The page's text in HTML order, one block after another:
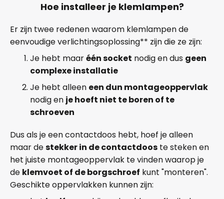
Hoe installeer je klemlampen?
Er zijn twee redenen waarom klemlampen de
eenvoudige verlichtingsoplossing** zijn die ze zijn:
Je hebt maaréén socket nodig en dus geen
complexe installatie
Je hebt alleen een dun montageoppervlak
nodig en je hoeft niet te boren of te
schroeven
Dus als je een contactdoos hebt, hoef je alleen
maar destekker in de contactdoos te steken en
het juiste montageoppervlak te vinden waarop je
de klemvoet of de borgschroef kunt "monteren".
Geschikte oppervlakken kunnen zijn: